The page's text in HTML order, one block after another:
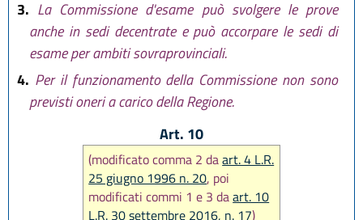
3. La Commissione d'esame può svolgere le prove
anche in sedi decentrate e può accorpare le sedi di
esame per ambiti sovraprovinciali.
4. Per il funzionamento della Commissione non sono
previsti oneri a carico della Regione.
Art. 10
(modificato comma 2 daart. 4 L.R.
25 giugno 1996 n. 20, poi
modificati commi 1 e 3 daart. 10
L.R. 30 settembre 2016, n. 17)